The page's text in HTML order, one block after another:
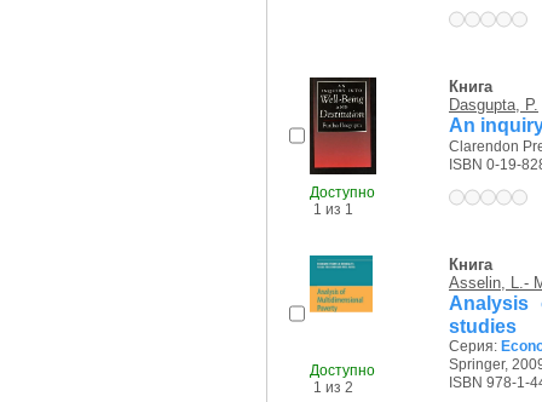
Доступно
1 из 1
Книга
Dasgupta, P.
An
Clarendon
ISBN 0-19-
Доступно
1 из 2
Книга
Asselin, L.-
Analysis
studies
Серия:
Springer,
ISBN 978-1-